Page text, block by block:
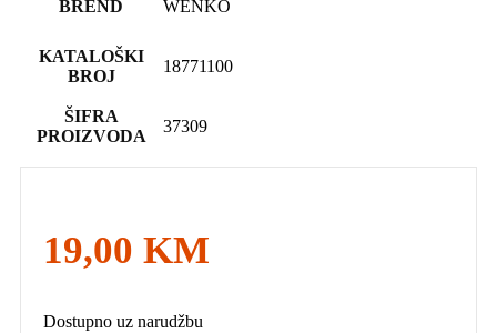
BREND WENKO
KATALOŠKI
BROJ
18771100
ŠIFRA
PROIZVODA
37309
19,00 KM
Dostupno uz narudžbu